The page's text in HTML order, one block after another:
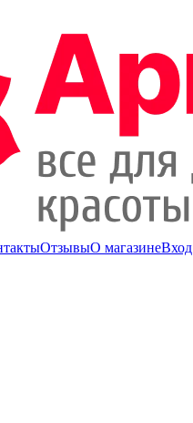
ОтзывыО магазинеВход